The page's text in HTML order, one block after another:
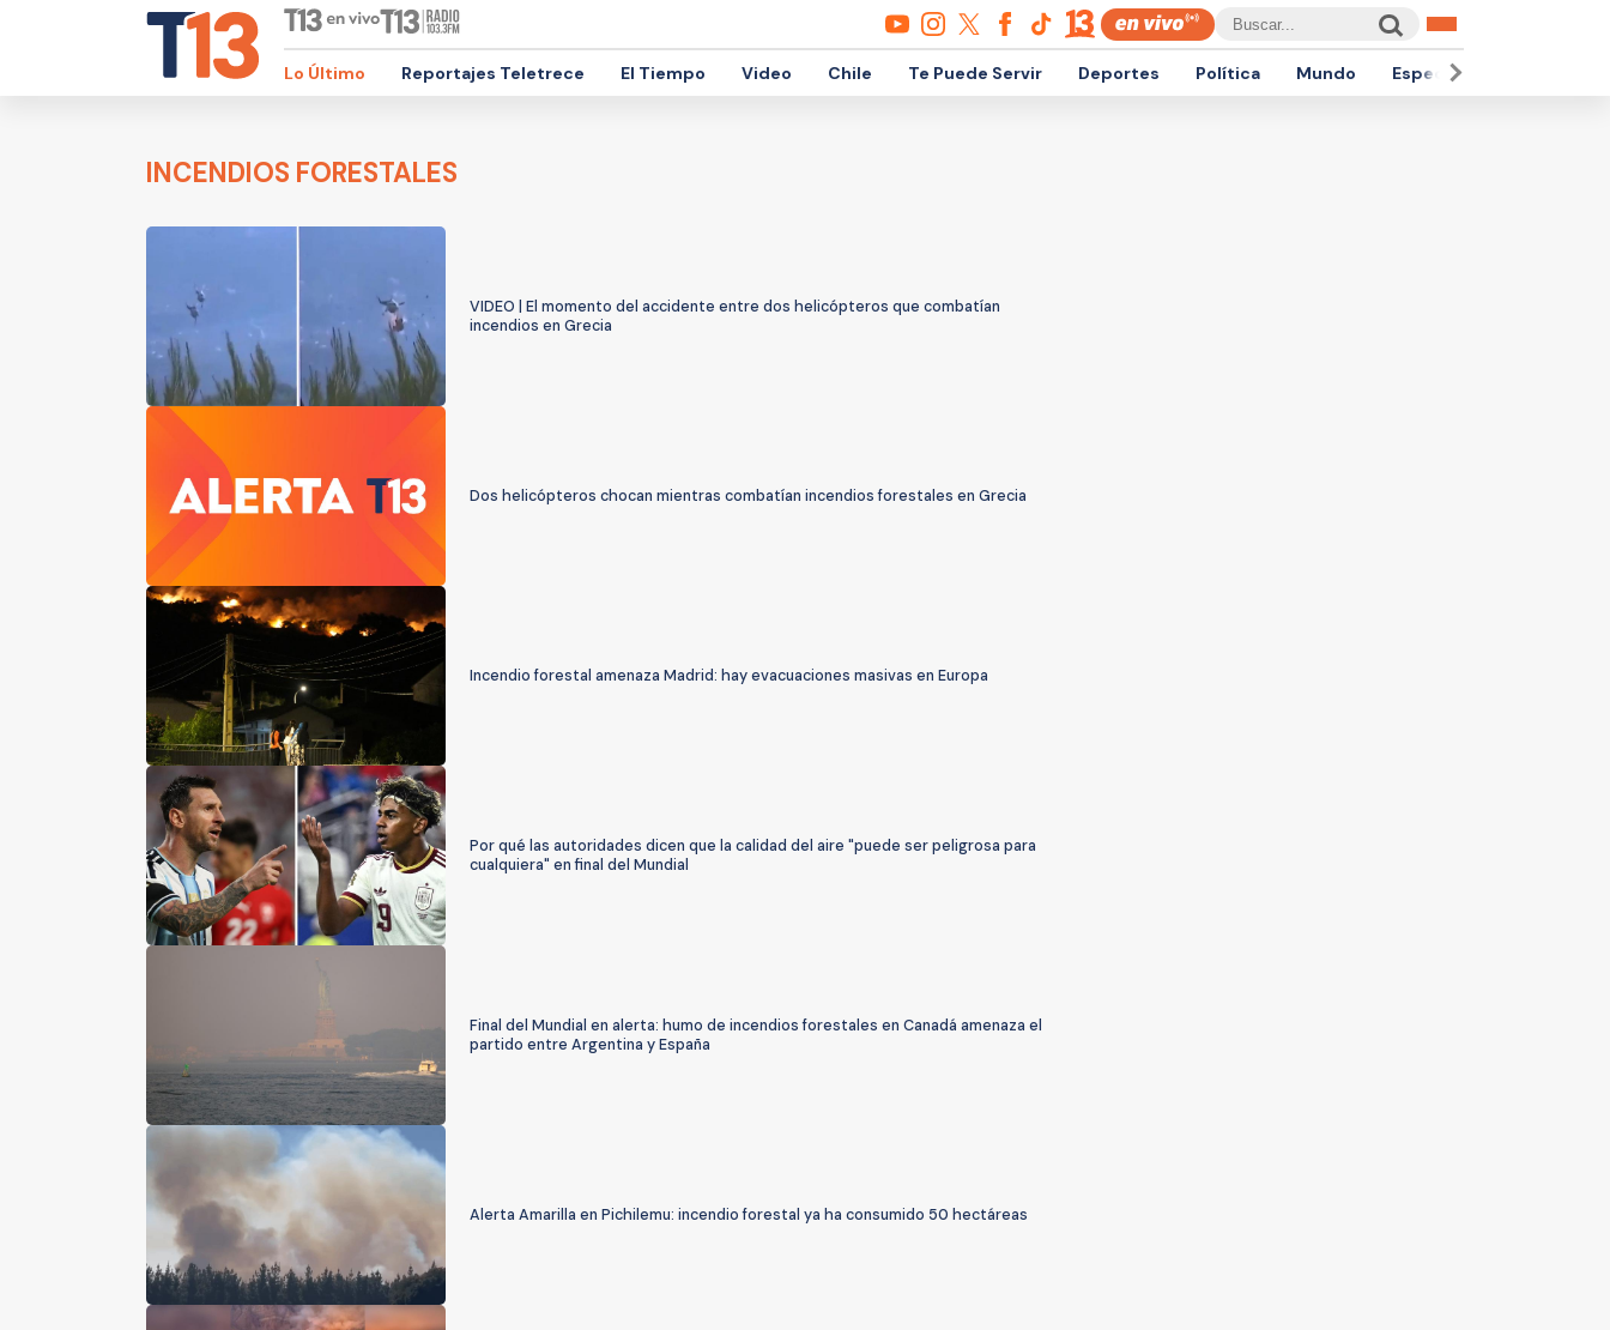
Lo Último Reportajes Teletrece El Tiempo Video Chile Te Puede Servir Deportes Política Mundo Espectáculos
INCENDIOS FORESTALES
VIDEO | El momento del accidente entre dos helicópteros que combatían
incendios en Grecia
Dos helicópteros chocan mientras combatían incendios forestales en Grecia
Incendio forestal amenaza Madrid: hay evacuaciones masivas en Europa
Por qué las autoridades dicen que la calidad del aire "puede ser peligrosa para
cualquiera" en final del Mundial
Final del Mundial en alerta: humo de incendios forestales en Canadá amenaza el
partido entre Argentina y España
Alerta Amarilla en Pichilemu: incendio forestal ya ha consumido 50 hectáreas